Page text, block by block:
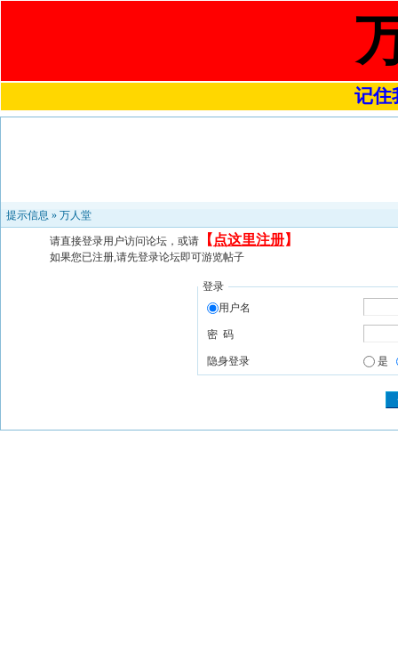
记住
提示信息 » 万人堂
请直接登录用户访问论坛，或请 【 点这里注册】
如果您已注册,请先登录论坛即可游览帖子
登录
用户名
密 码
隐身登录 是